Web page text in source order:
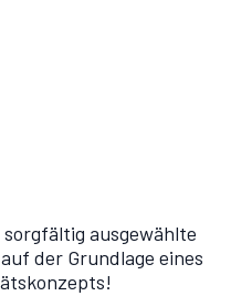
ausgewählte
der Grundlage eines